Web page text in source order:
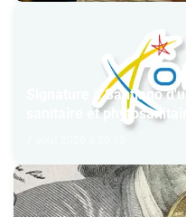
Signature à Santiago
sanitaire et